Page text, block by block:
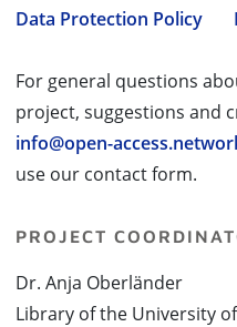
Data Protection Policy
For general questions
project, suggestions and
info@open-
use our contact form.
PROJECT
Dr. Anja Oberländer
Library of the University